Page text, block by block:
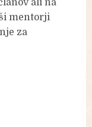
ali na
mentorji
za